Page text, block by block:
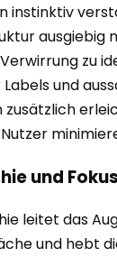
instinktiv
ausgiebig
zu
und
zusätzlich
und Fokus
leitet das
und hebt